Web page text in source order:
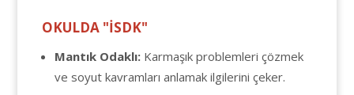
OKULDA "İSDK"
Mantık Odaklı:Karmaşık problemleri çözmek
ve soyut kavramları anlamak ilgilerini çeker.